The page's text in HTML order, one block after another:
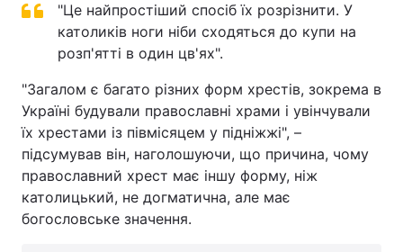
"Це найпростіший спосіб їх розрізнити. У
католиків ноги ніби сходяться до купи на
розп'ятті в один цв'ях".
"Загалом є багато різних форм хрестів, зокрема в
Україні будували православні храми і увінчували
їх хрестами із півмісяцем у підніжжі", –
підсумував він, наголошуючи, що причина, чому
православний хрест має іншу форму, ніж
католицький, не догматична, але має
богословське значення.